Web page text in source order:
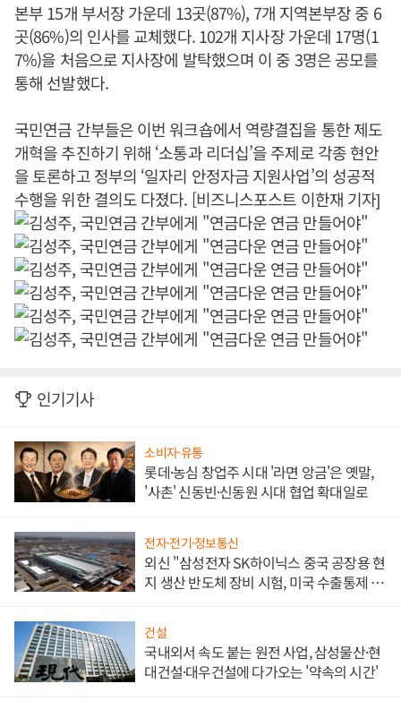
본부 15개 부서장 가운데 13곳(87%), 7개 지역본부장 중 6
곳(86%)의 인사를 교체했다. 102개 지사장 가운데 17명(1
7%)을 처음으로 지사장에 발탁했으며 이 중 3명은 공모를
통해 선발했다.
국민연금 간부들은 이번 워크숍에서 역량결집을 통한 제도
개혁을 추진하기 위해 ‘소통과 리더십’을 주제로 각종 현안
을 토론하고 정부의 ‘일자리 안정자금 지원사업’의 성공적
수행을 위한 결의도 다졌다. [비즈니스포스트 이한재 기자]
인기기사
소비자·유통
롯데·농심 창업주 시대 '라면 앙금'은 옛말,
'사촌' 신동빈·신동원 시대 협업 확대일로
전자·전기·정보통신
외신 "삼성전자 SK하이닉스 중국 공장용 현
지 생산 반도체 장비 시험, 미국 수출통제 대
건설
국내외서 속도 붙는 원전 사업, 삼성물산·현
대건설·대우건설에 다가오는 '약속의 시간'